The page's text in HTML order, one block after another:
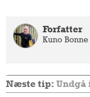
Forfatter
Kuno Bonne
Næste tip: